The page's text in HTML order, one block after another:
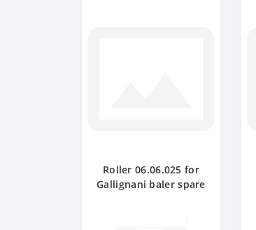
Roller 06.06.025 for
Gallignani baler spare